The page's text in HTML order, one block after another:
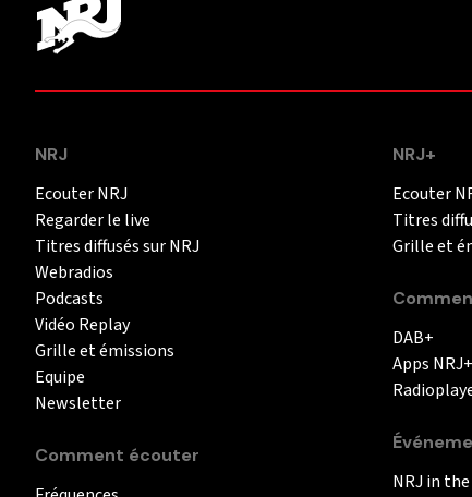
NRJ
Ecouter NRJ
Regarder le live
Titres diffusés sur NRJ
Webradios
Podcasts
Vidéo Replay
Grille et émissions
Equipe
Newsletter
Comment écouter
NRJ+
Ecouter
Titres
Grille et
DAB+
Apps NRJ+
NRJ in